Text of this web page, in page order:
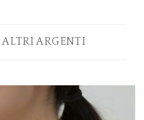
ALTRI ARGENTI